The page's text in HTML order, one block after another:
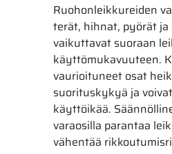
Ruohonleikkureiden
terät, hihnat, pyörät
vaikuttavat suoraan
käyttömukavuuteen.
vaurioituneet osat
suorituskykyä ja
käyttöikää.
varaosilla parantaa
vähentää